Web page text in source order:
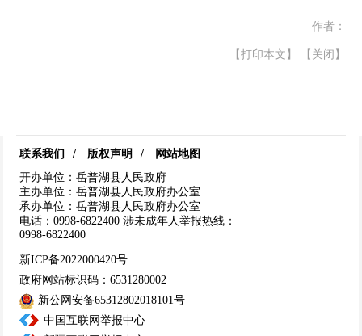
作者：
【打印本文】 【关闭】
联系我们 / 版权声明 /
网站地图
开办单位：岳普湖县人民政府
主办单位：岳普湖县人民政府办公室
承办单位：岳普湖县人民政府办公室
电话：0998-6822400涉未成年人举报热线：
0998-6822400
新ICP备2022000420号
政府网站标识码：6531280002
新公网安备65312802018101号
中国互联网举报中心